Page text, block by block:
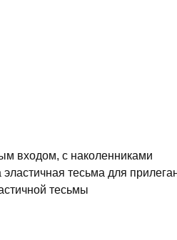
входом, с наколенниками
тесьма для
тесьмы